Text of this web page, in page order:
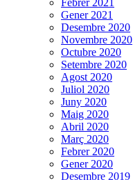
Gener 2021
Desembre 2020
Novembre 2020
Octubre 2020
Setembre 2020
Agost 2020
Juliol 2020
Juny 2020
Maig 2020
Abril 2020
Març 2020
Febrer 2020
Gener 2020
Desembre 2019